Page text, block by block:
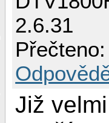
2.6.31
Již